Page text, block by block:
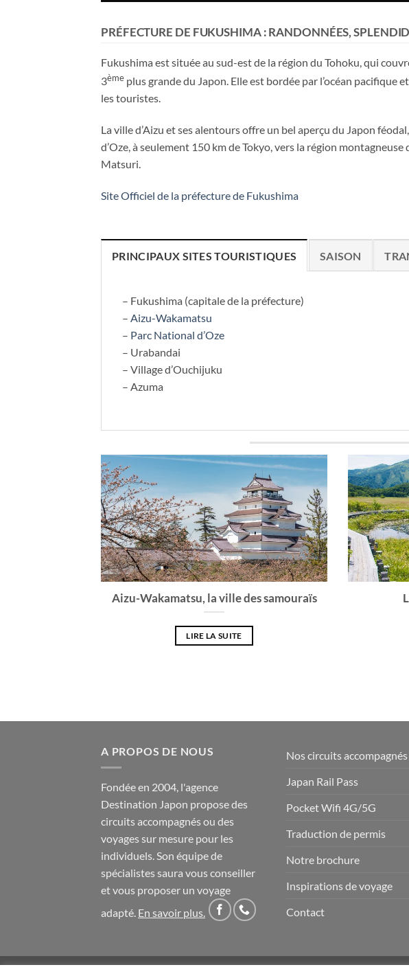
PRÉFECTURE DE FUKUSHIMA : RANDONNÉES,
Fukushima est située au sud-est de la région du Tohoku, qui
3ème plus grande du Japon. Elle est bordée par l’océan pacifique
les touristes.
La ville d’Aizu et ses alentours offre un bel aperçu du Japon
d’Oze, à seulement 150 km de Tokyo, vers la région
Matsuri.
Site Officiel de la préfecture de Fukushima
PRINCIPAUX SITES TOURISTIQUES SAISON
– Fukushima (capitale de la préfecture)
– Aizu-Wakamatsu
– Parc National d’Oze
– Urabandai
– Village d’Ouchijuku
– Azuma
Aizu-Wakamatsu, la ville des samouraïs
LIRE LA SUITE
A PROPOS DE NOUS
Fondée en 2004, l'agence
Destination Japon propose des
circuits accompagnés ou des
voyages sur mesure pour les
individuels. Son équipe de
spécialistes saura vous conseiller
et vous proposer un voyage
adapté. En savoir plus.
Nos circuits accompagnés
Japan Rail Pass
Pocket Wifi 4G/5G
Traduction de permis
Notre brochure
Inspirations de voyage
Contact